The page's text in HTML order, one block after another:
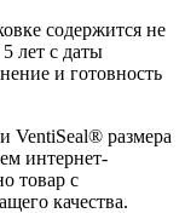
содержится не
лет с даты
и готовность
VentiSeal® размера
интернет-
товар с
качества.